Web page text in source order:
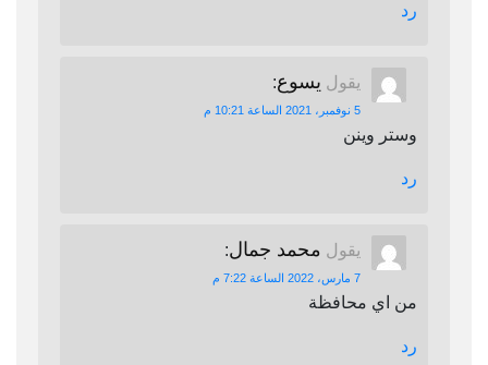
رد
يقول يسوع:
5 نوفمبر، 2021 الساعة 10:21 م
وستر وينن
رد
يقول محمد جمال:
7 مارس، 2022 الساعة 7:22 م
من اي محافظة
رد